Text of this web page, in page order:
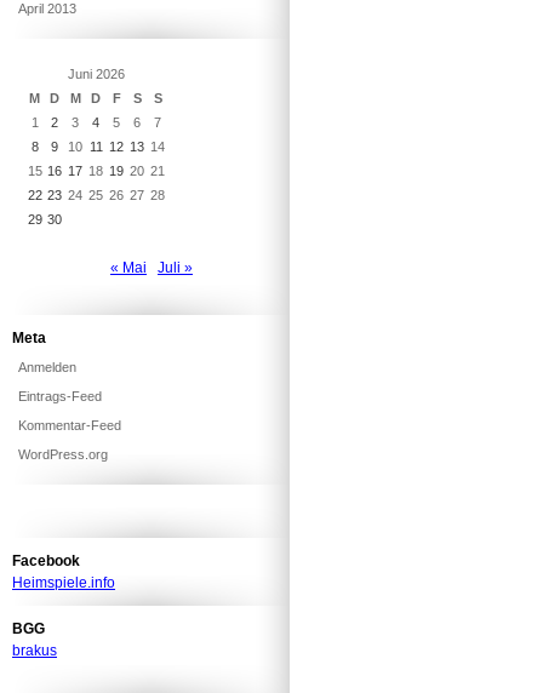
April 2013
Juni 2026
M
D M D F S
S
1
2 3 4 5 6
7
8
9 10 11 12 13 14
15 16 17 18 19 20 21
22 23 24 25 26 27 28
29 30
« Mai Juli »
Meta
Anmelden
Eintrags-Feed
Kommentar-Feed
WordPress.org
Facebook
Heimspiele.info
BGG
brakus